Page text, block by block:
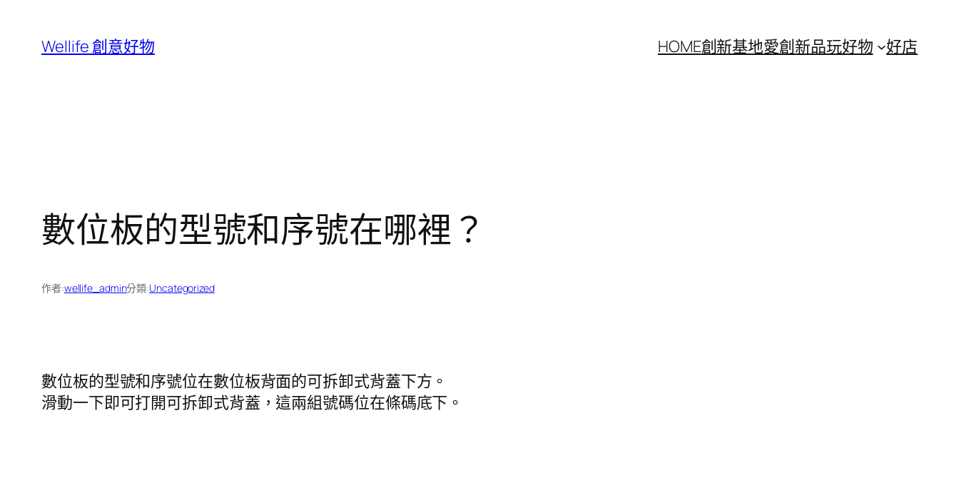
Wellife 創意好物 HOME創新基地愛創新品玩好物 好店
數位板的型號和序號在哪裡？
作者:wellife_admin分類:Uncategorized
數位板的型號和序號位在數位板背面的可拆卸式背蓋下方。
滑動一下即可打開可拆卸式背蓋，這兩組號碼位在條碼底下。